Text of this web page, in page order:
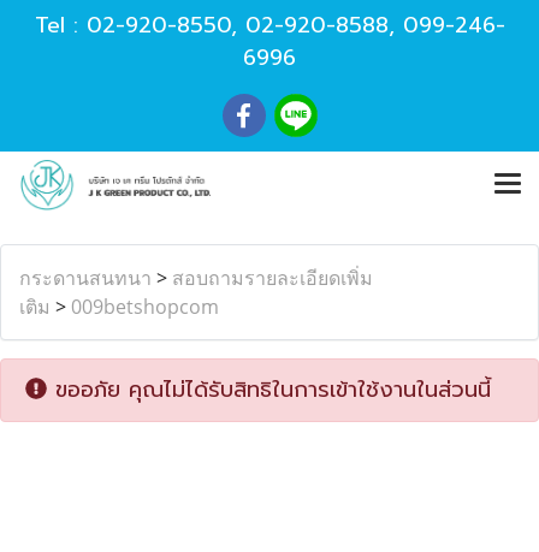
Tel : 02-920-8550, 02-920-8588, 099-246-
6996
กระดานสนทนา > สอบถามรายละเอียดเพิ่ม
เติม > 009betshopcom
ขออภัย คุณไม่ได้รับสิทธิในการเข้าใช้งานในส่วนนี้